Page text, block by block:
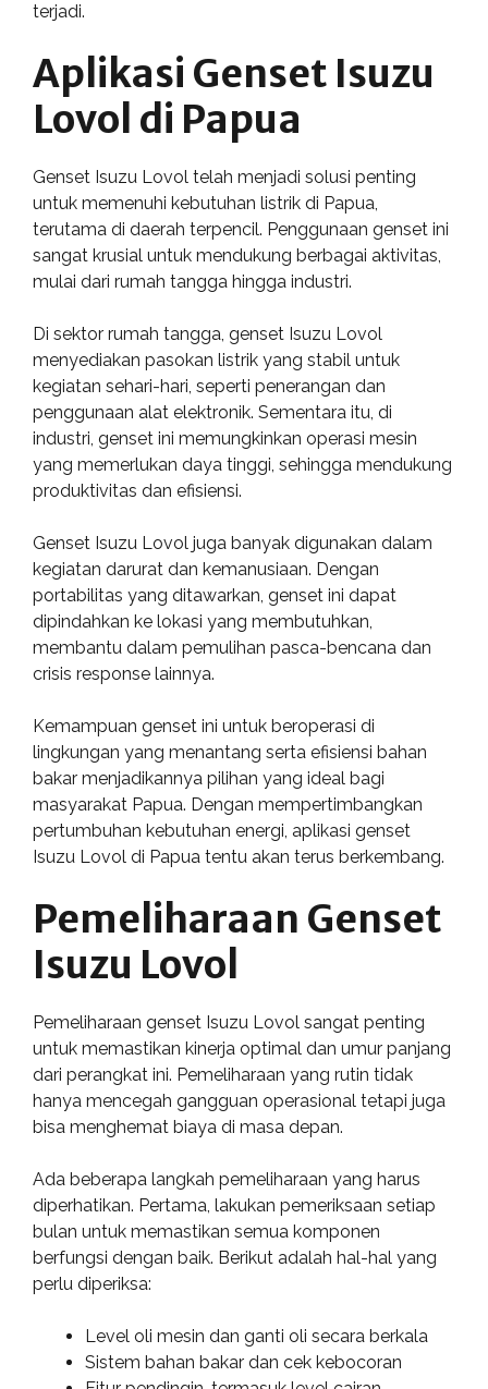
terjadi.
Aplikasi Genset Isuzu
Lovol di Papua
Genset Isuzu Lovol telah menjadi solusi penting
untuk memenuhi kebutuhan listrik di Papua,
terutama di daerah terpencil. Penggunaan genset ini
sangat krusial untuk mendukung berbagai aktivitas,
mulai dari rumah tangga hingga industri.
Di sektor rumah tangga, genset Isuzu Lovol
menyediakan pasokan listrik yang stabil untuk
kegiatan sehari-hari, seperti penerangan dan
penggunaan alat elektronik. Sementara itu, di
industri, genset ini memungkinkan operasi mesin
yang memerlukan daya tinggi, sehingga mendukung
produktivitas dan efisiensi.
Genset Isuzu Lovol juga banyak digunakan dalam
kegiatan darurat dan kemanusiaan. Dengan
portabilitas yang ditawarkan, genset ini dapat
dipindahkan ke lokasi yang membutuhkan,
membantu dalam pemulihan pasca-bencana dan
crisis response lainnya.
Kemampuan genset ini untuk beroperasi di
lingkungan yang menantang serta efisiensi bahan
bakar menjadikannya pilihan yang ideal bagi
masyarakat Papua. Dengan mempertimbangkan
pertumbuhan kebutuhan energi, aplikasi genset
Isuzu Lovol di Papua tentu akan terus berkembang.
Pemeliharaan Genset
Isuzu Lovol
Pemeliharaan genset Isuzu Lovol sangat penting
untuk memastikan kinerja optimal dan umur panjang
dari perangkat ini. Pemeliharaan yang rutin tidak
hanya mencegah gangguan operasional tetapi juga
bisa menghemat biaya di masa depan.
Ada beberapa langkah pemeliharaan yang harus
diperhatikan. Pertama, lakukan pemeriksaan setiap
bulan untuk memastikan semua komponen
berfungsi dengan baik. Berikut adalah hal-hal yang
perlu diperiksa:
Level oli mesin dan ganti oli secara berkala
Sistem bahan bakar dan cek kebocoran